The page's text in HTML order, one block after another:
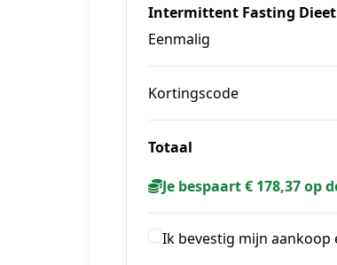
Intermittent Fasting Dieet
Eenmalig
Kortingscode
Totaal
Je bespaart € 178,37 op
Ik bevestig mijn aankoop